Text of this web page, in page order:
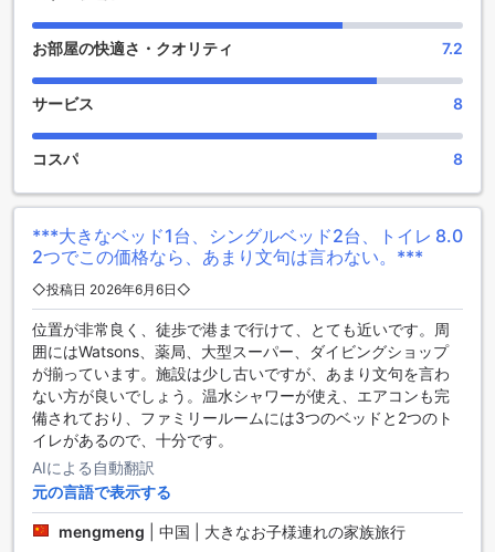
を提供しています。
シパダン イン 1のスポーツ施設
ツ施設を提供しています。釣り、ダイビング、ハイキングト
レイル、シュノーケリングといった様々なスポーツ施設をお
する周辺の海での釣りをお楽しみいただけます。ダイビング
愛好家には、美しいサンゴ礁や海洋生物が広がるダイビング
ポイントが数多くあります。ハイキングトレイルも豊富で、
た、シュノーケリングもおすすめで、透明度の高い海で美し
い海底を観察することができます。シパダン イン 1は、スポ
ーツ愛好家にとって理想的な滞在先です。
シパダン イン 1の便利な設備
シパダン イン 1は、便利な設備を提供しています。客室内の
無料Wi-Fiや公共エリアでのWi-Fiは、快適なインターネット接
続を可能にし、ビジネスやレジャーの旅行者にとって便利で
す。また、セーフティボックスが備えられており、貴重品や
大切な荷物を安全に保管することができます。さらに、荷物
預かりやコンビニエンスストアもあり、旅行中の便利なサー
お部屋の快適さ・クオリティ 7.2
サービス 8
コスパ 8
***大きなベッド1台、シングルベッド2台、トイレ
2つでこの価格なら、あまり文句は言わない。***
8.0
◇投稿日 2026年6月6日◇
位置が非常良く、徒歩で港まで行けて、とても近いです。周
囲にはWatsons、薬局、大型スーパー、ダイビングショップ
が揃っています。施設は少し古いですが、あまり文句を言わ
ない方が良いでしょう。温水シャワーが使え、エアコンも完
備されており、ファミリールームには3つのベッドと2つのト
イレがあるので、十分です。
AIによる自動翻訳
元の言語で表示する
mengmeng 中国 | 大きなお子様連れの家族旅行